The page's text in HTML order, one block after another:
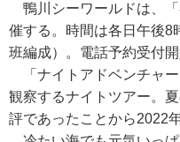
鴨川シーワールドは、「
催する。時間は各日午後8
班編成）。電話予約受付
「ナイトアドベンチャー
観察するナイトツアー。
評であったことから2022